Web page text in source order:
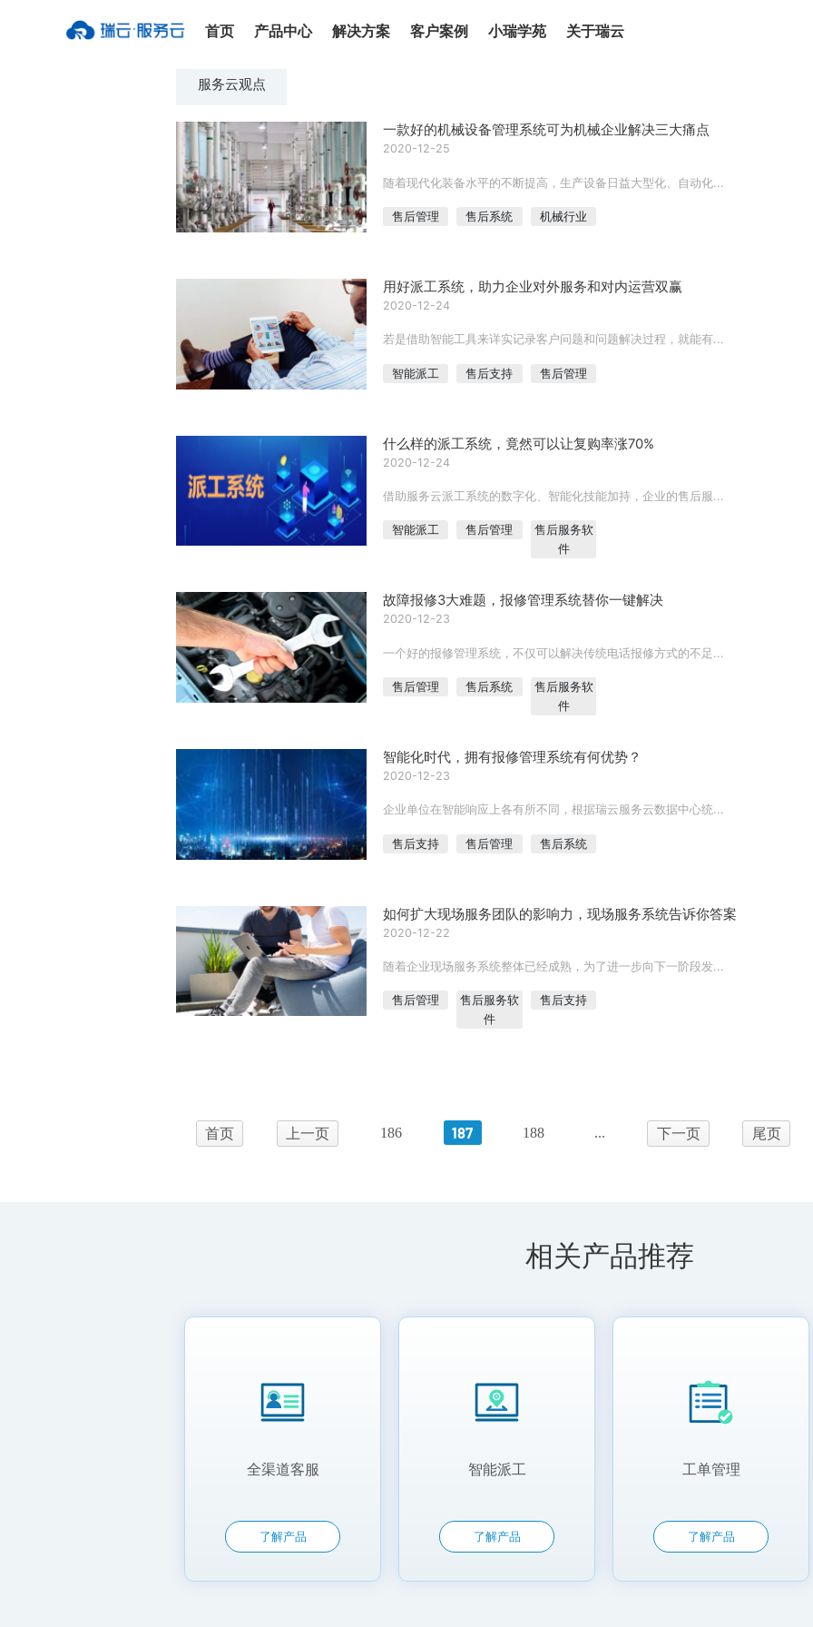
首页 产品中心 解决方案 客户案例 小瑞学苑 关于瑞云
服务云观点
一款好的机械设备管理系统可为机械企业解决三大痛点
2020-12-25
随着现代化装备水平的不断提高，生产设备日益大型化、自动化...
售后管理 售后系统 机械行业
用好派工系统，助力企业对外服务和对内运营双赢
2020-12-24
若是借助智能工具来详实记录客户问题和问题解决过程，就能有...
智能派工 售后支持 售后管理
什么样的派工系统，竟然可以让复购率涨70%
2020-12-24
借助服务云派工系统的数字化、智能化技能加持，企业的售后服...
智能派工 售后管理
售后服务软
件
故障报修3大难题，报修管理系统替你一键解决
2020-12-23
一个好的报修管理系统，不仅可以解决传统电话报修方式的不足...
售后管理 售后系统
售后服务软
件
智能化时代，拥有报修管理系统有何优势？
2020-12-23
企业单位在智能响应上各有所不同，根据瑞云服务云数据中心统...
售后支持 售后管理 售后系统
如何扩大现场服务团队的影响力，现场服务系统告诉你答案
2020-12-22
随着企业现场服务系统整体已经成熟，为了进一步向下一阶段发...
售后管理
售后服务软
件
售后支持
首页 上一页 186 187 188 ... 下一页 尾页
相关产品推荐
全渠道客服
了解产品
智能派工
了解产品
工单管理
了解产品